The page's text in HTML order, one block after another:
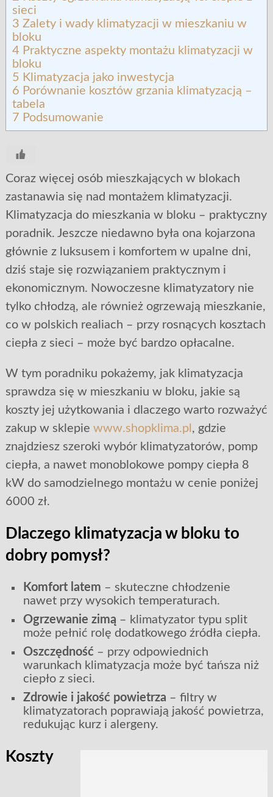
sieci
3 Zalety i wady klimatyzacji w mieszkaniu w
bloku
4 Praktyczne aspekty montażu klimatyzacji w
bloku
5 Klimatyzacja jako inwestycja
6 Porównanie kosztów grzania klimatyzacją –
tabela
7 Podsumowanie
Coraz więcej osób mieszkających w blokach
zastanawia się nad montażem klimatyzacji.
Klimatyzacja do mieszkania w bloku – praktyczny
poradnik. Jeszcze niedawno była ona kojarzona
głównie z luksusem i komfortem w upalne dni,
dziś staje się rozwiązaniem praktycznym i
ekonomicznym. Nowoczesne klimatyzatory nie
tylko chłodzą, ale również ogrzewają mieszkanie,
co w polskich realiach – przy rosnących kosztach
ciepła z sieci – może być bardzo opłacalne.
W tym poradniku pokażemy, jak klimatyzacja
sprawdza się w mieszkaniu w bloku, jakie są
koszty jej użytkowania i dlaczego warto rozważyć
zakup w sklepie www.shopklima.pl , gdzie
znajdziesz szeroki wybór klimatyzatorów, pomp
ciepła, a nawet monoblokowe pompy ciepła 8
kW do samodzielnego montażu w cenie poniżej
6000 zł.
Dlaczego klimatyzacja w bloku to
dobry pomysł?
Komfort latem – skuteczne chłodzenie
nawet przy wysokich temperaturach.
Ogrzewanie zimą – klimatyzator typu split
może pełnić rolę dodatkowego źródła ciepła.
Oszczędność – przy odpowiednich
warunkach klimatyzacja może być tańsza niż
ciepło z sieci.
Zdrowie i jakość powietrza – filtry w
klimatyzatorach poprawiają jakość powietrza,
redukując kurz i alergeny.
Koszty